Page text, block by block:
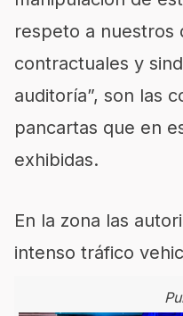
respeto a nuestros
contractuales y
auditoría”, son las
pancartas que en
exhibidas.
En la zona las
intenso tráfico